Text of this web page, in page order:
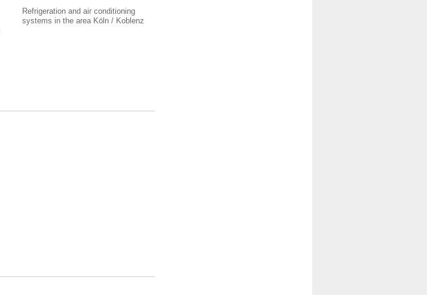
Refrigeration and air conditioning
systems in the area Köln / Koblenz